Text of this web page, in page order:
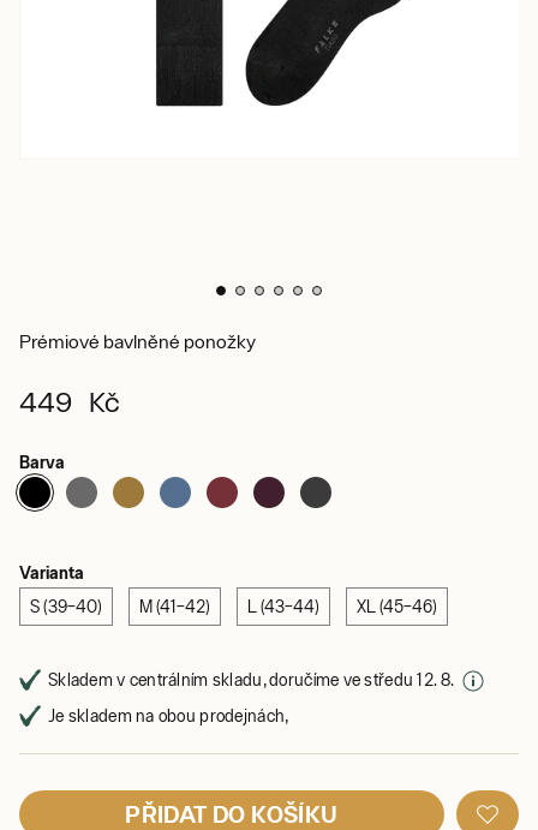
Prémiové bavlněné ponožky
449 Kč
Barva
Varianta
S (39–40) M (41–42) L (43–44) XL (45–46)
Skladem v centrálním skladu, doručíme ve středu 12. 8.
Je skladem na obou prodejnách,
PŘIDAT DO KOŠÍKU